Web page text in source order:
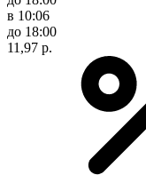
в 10:06
до 18:00
11,97 р.